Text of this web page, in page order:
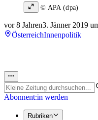
© APA (dpa)
vor 8 Jahren3. Jänner 2019
ÖsterreichInnenpolitik
Abonnent:in werden
Rubriken